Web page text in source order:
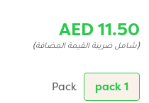
AED 11.50
(شامل ضريبة القيمة المضافة)
1 pack
Pack